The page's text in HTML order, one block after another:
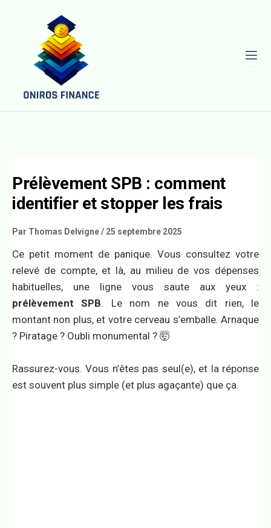
Prélèvement SPB : comment
identifier et stopper les frais
Par Thomas Delvigne/ 25 septembre 2025
Ce petit moment de panique. Vous consultez votre
relevé de compte, et là, au milieu de vos dépenses
habituelles, une ligne vous saute aux yeux :
prélèvement SPB. Le nom ne vous dit rien, le
montant non plus, et votre cerveau s’emballe. Arnaque
? Piratage ? Oubli monumental ? 🤯
Rassurez-vous. Vous n’êtes pas seul(e), et la réponse
est souvent plus simple (et plus agaçante) que ça.